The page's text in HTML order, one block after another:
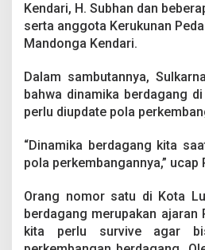
n
g
k
-
2
0
,
n
i
e
a
n
Kendari, H. Subhan dan
serta anggota Kerukunan
Mandonga Kendari.
Dalam sambutannya,
bahwa dinamika berdagang
perlu diupdate pola
“Dinamika berdagang kita
pola perkembangannya,” ucap
Orang nomor satu di Kota
berdagang merupakan ajaran
kita perlu survive agar